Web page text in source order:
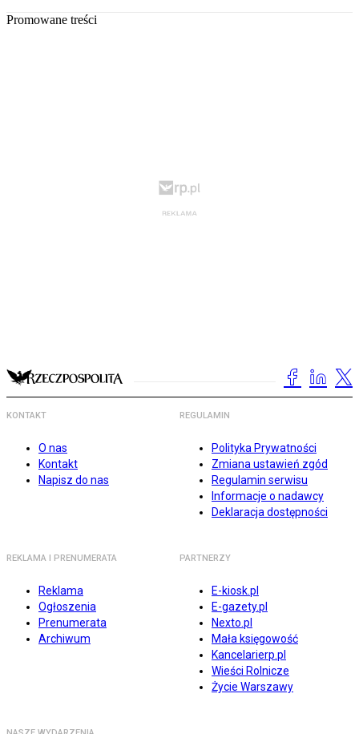
Promowane treści
KONTAKT
O nas
Kontakt
Napisz do nas
REGULAMIN
Polityka Prywatności
Zmiana ustawień zgód
Regulamin serwisu
Informacje o nadawcy
Deklaracja dostępności
REKLAMA I PRENUMERATA
Reklama
Ogłoszenia
Prenumerata
Archiwum
PARTNERZY
E-kiosk.pl
E-gazety.pl
Nexto.pl
Mała księgowość
Kancelarierp.pl
Wieści Rolnicze
Życie Warszawy